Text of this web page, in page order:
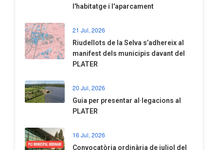
l'habitatge i l'aparcament
21 Jul, 2026
Riudellots de la Selva s’adhereix al
manifest dels municipis davant del
PLATER
20 Jul, 2026
​Guia per presentar al·legacions al
PLATER
16 Jul, 2026
Convocatòria ordinària de juliol del